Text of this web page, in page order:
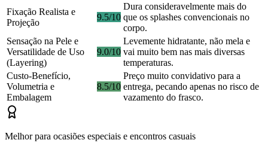
Fixação Realista e
Projeção
9.5/10
Dura consideravelmente mais do
que os splashes convencionais no
corpo.
Sensação na Pele e
Versatilidade de Uso
(Layering)
9.0/10
Levemente hidratante, não mela e
vai muito bem nas mais diversas
temperaturas.
Custo-Benefício,
Volumetria e
Embalagem
8.5/10
Preço muito convidativo para a
entrega, pecando apenas no risco de
vazamento do frasco.
Melhor para ocasiões especiais e encontros casuais